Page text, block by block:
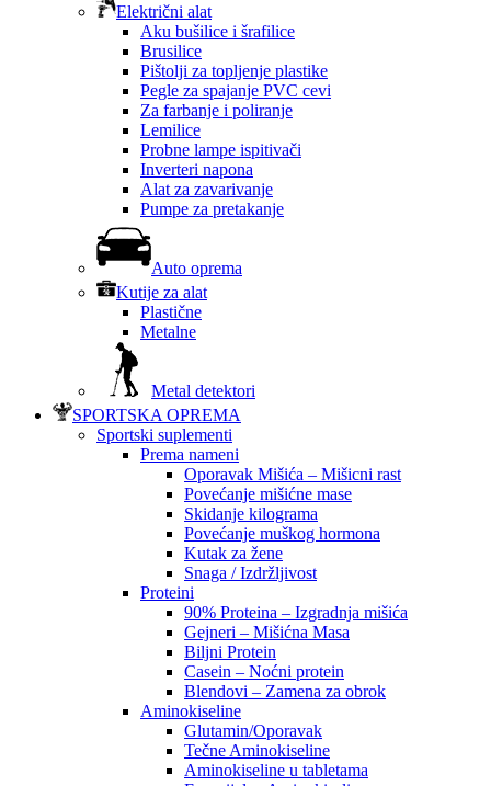
Električni alat
Aku bušilice i šrafilice
Brusilice
Pištolji za topljenje plastike
Pegle za spajanje PVC cevi
Za farbanje i poliranje
Lemilice
Probne lampe ispitivači
Inverteri napona
Alat za zavarivanje
Pumpe za pretakanje
Auto oprema
Kutije za alat
Plastične
Metalne
Metal detektori
SPORTSKA OPREMA
Sportski suplementi
Prema nameni
Oporavak Mišića – Mišicni rast
Povećanje mišićne mase
Skidanje kilograma
Povećanje muškog hormona
Kutak za žene
Snaga / Izdržljivost
Proteini
90% Proteina – Izgradnja mišića
Gejneri – Mišićna Masa
Biljni Protein
Casein – Noćni protein
Blendovi – Zamena za obrok
Aminokiseline
Glutamin/Oporavak
Tečne Aminokiseline
Aminokiseline u tabletama